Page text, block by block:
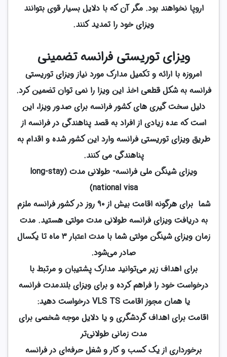
اروپا نخواهند بود. مگر آن که با دلایل بسیار قوی بتوانند
ویزای خود را تمدید کنند.
ویزای توریستی فرانسه تضمینی
امروزه با ارائه و تکمیل مدارک مورد نیاز ویزای توریستی
فرانسه به شکل قطعی اخذ این ویزا را نمی توان تضمین کرد.
دلیل سخت گیری های کشور فرانسه برای صدور ویزا، این
است که عده زیادی از افراد به قصد پناهندگی در فرانسه از
طریق ویزای توریستی فرانسه وارد این کشور شده و اقدام به
پناهندگی می کنند.
ویزای شینگن ملی فرانسه- طولانی مدت (long-stay
national visa)
شما برای هرگونه اقامت بیش از ۹۰ روز در کشور فرانسه ملزم
به دریافت ویزای فرانسه طولانی مدت مولتی هستید. مدت
زمان ویزای شینگن مولتی شما با مدت اعتبار ۳ ماه تا یکسال
صادر می‌شود.
برای اهداف زیر می‌توانید مدارک پشتیبان و مرتبط با
درخواست خود را فراهم کرده و برای ویزای بلندمدت فرانسه
یا همان مجوز اقامت VLS TS درخواست دهید:
اقامت برای اهداف گردشگری و یا دلایل موجه شخصی برای
مدت زمانی طولانی‌تر
برخورداری از یک کسب و کار و شغل حرفه‌ای در فرانسه